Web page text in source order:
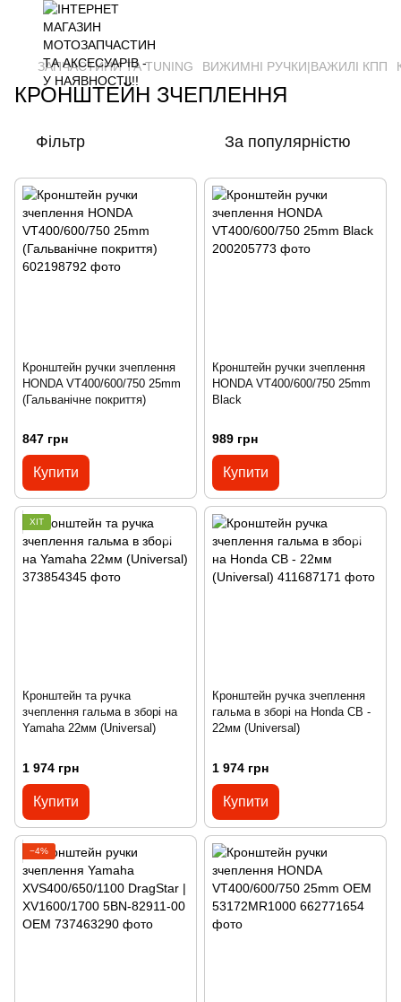
ЗАПЧАСТИНИ ТА ТUNING ВИЖИМНІ РУЧКИ|ВАЖИЛІ КПП
КРОНШТЕЙН ЗЧЕПЛЕННЯ
Фільтр За популярністю
Кронштейн ручки зчеплення
HONDA VT400/600/750 25mm
(Гальванічне покриття)
847 грн
Купити
Кронштейн ручки зчеплення
HONDA VT400/600/750 25mm
Black
989 грн
Купити
ХІТ
Кронштейн та ручка
зчеплення гальма в зборі на
Yamaha 22мм (Universal)
1 974 грн
Купити
Кронштейн ручка зчеплення
гальма в зборі на Honda CB -
22мм (Universal)
1 974 грн
Купити
−4%